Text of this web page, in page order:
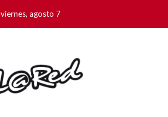
viernes, agosto 7